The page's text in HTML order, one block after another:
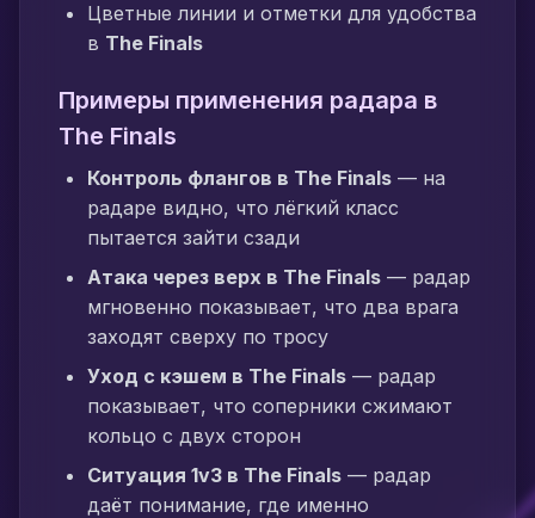
Цветные линии и отметки для удобства
в The Finals
Примеры применения радара в
The Finals
Контроль флангов в The Finals — на
радаре видно, что лёгкий класс
пытается зайти сзади
Атака через верх в The Finals — радар
мгновенно показывает, что два врага
заходят сверху по тросу
Уход с кэшем в The Finals — радар
показывает, что соперники сжимают
кольцо с двух сторон
Ситуация 1v3 в The Finals — радар
даёт понимание, где именно